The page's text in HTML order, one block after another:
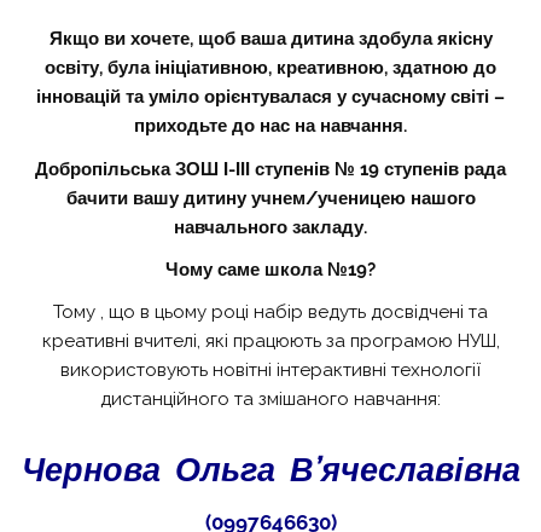
Якщо ви хочете, щоб ваша дитина здобула якісну
освіту, була ініціативною, креативною, здатною до
інновацій та уміло орієнтувалася у сучасному світі –
приходьте до нас на навчання.
Добропільська ЗОШ І-ІІІ ступенів № 19 ступенів рада
бачити вашу дитину учнем/ученицею нашого
навчального закладу.
Чому саме школа №19?
Тому , що в цьому році набір ведуть досвідчені та
креативні вчителі, які працюють за програмою НУШ,
використовують новітні інтерактивні технології
дистанційного та змішаного навчання:
Чернова Ольга В’ячеславівна
(0997646630)